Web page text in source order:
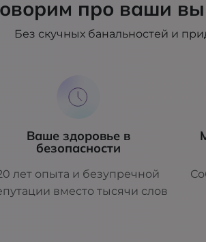
про ваши
Без скучных банальностей и
Ваше здоровье в
безопасности
лет опыта и безупречной
вместо тысячи слов